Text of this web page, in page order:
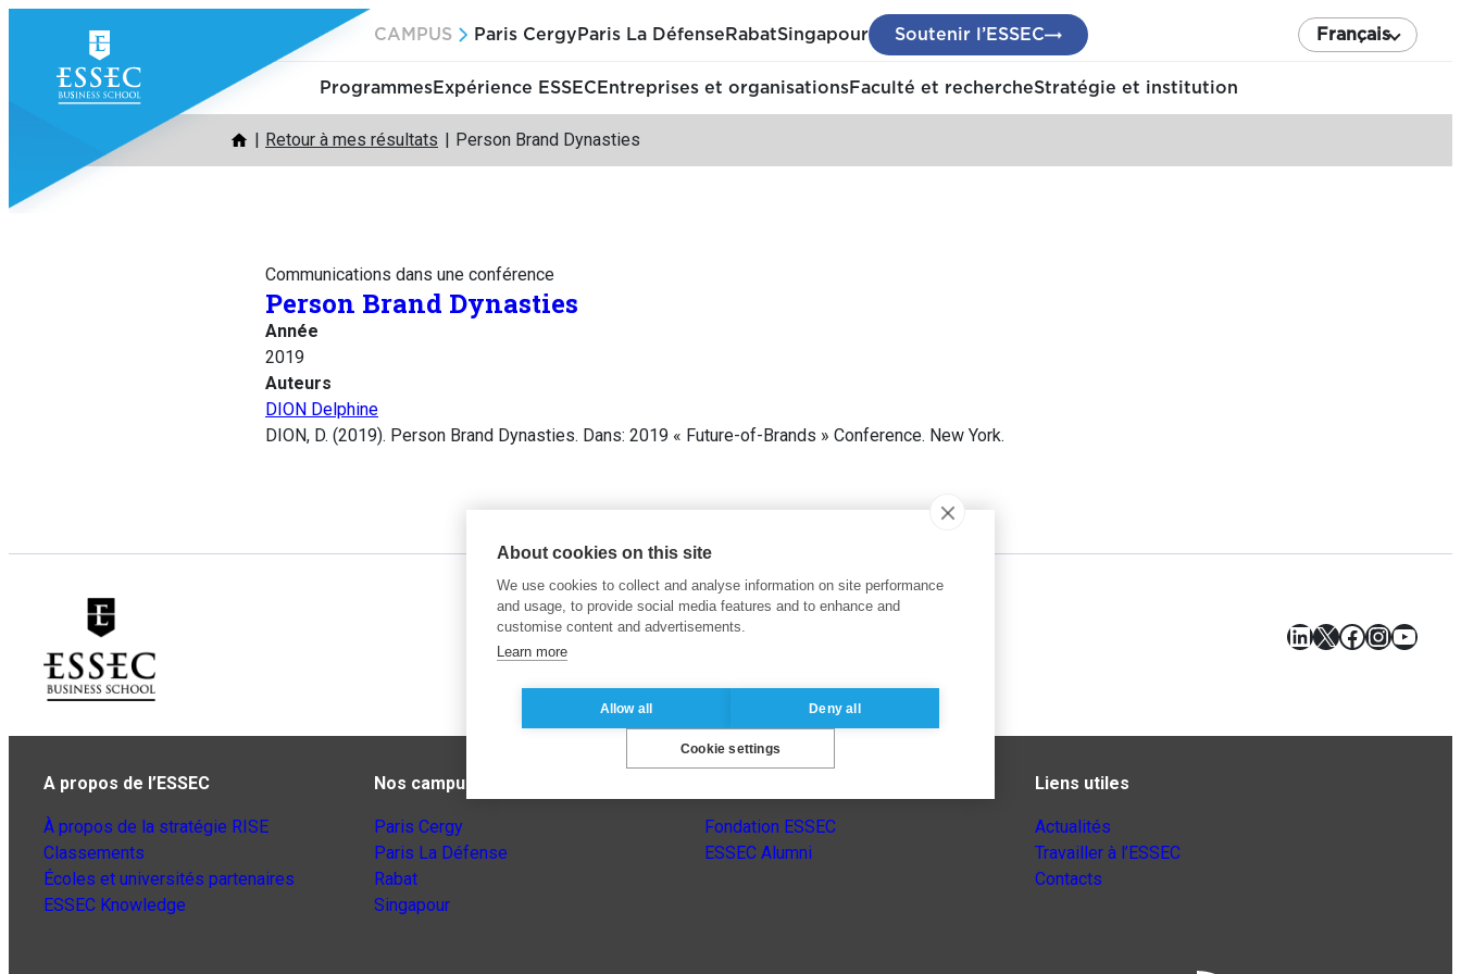
contenu
CAMPUS Paris Cergy Paris La Défense RabatSingapour Soutenir l’ESSEC Français
ProgrammesExpérience ESSEC Entreprises et organisationsFaculté et rechercheStratégie et institution
Retour à mes résultats Person Brand Dynasties
Communications dans une conférence
Person Brand Dynasties
Année
2019
Auteurs
DION Delphine
DION, D. (2019). Person Brand Dynasties. Dans: 2019 « Future-of-Brands » Conference. New York.
LinkedIn
X Facebook
A propos de l’ESSEC
À propos de la stratégie RISE
Classements
Écoles et universités partenaires
ESSEC Knowledge
Nos campus
Paris Cergy
Paris La Défense
Rabat
Singapour
Fondation ESSEC
ESSEC Alumni
Liens utiles
Actualités
Travailler à l’ESSEC
Contacts
About cookies on this site
We use cookies to collect and analyse information on site performance
and usage, to provide social media features and to enhance and
customise content and advertisements.
Learn more
Allow all Deny all
Cookie settings